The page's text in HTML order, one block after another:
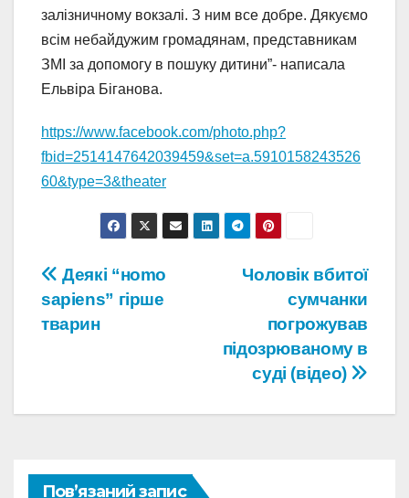
залізничному вокзалі. З ним все добре. Дякуємо
всім небайдужим громадянам, представникам
ЗМІ за допомогу в пошуку дитини”- написала
Ельвіра Біганова.
https://www.facebook.com/photo.php?
fbid=2514147642039459&set=a.5910158243526
60&type=3&theater
Навігація
записів
Чоловік вбитої
сумчанки
погрожував
підозрюваному в
суді (відео)
Деякі “нomo
sapiens” гірше
тварин
Пов’язаний запис